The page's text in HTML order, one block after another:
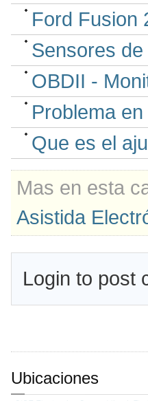
Ford Fusion
Sensores
OBDII -
Problema
Que es el
Mas en esta
Asistida
Login to post
Ubicaciones